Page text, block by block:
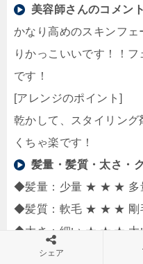
美容師さんのコメント
かなり高めのスキンフ
りかっこいいです！！
です！
[アレンジのポイント]
乾かして、スタイリン
くちゃ楽です！
髪量・髪質・太さ・
◆髪量：少量 ★ ★ ★ 多
◆髪質：軟毛 ★ ★ ★ 剛
◆太さ：細い ★ ★ ★ 太
◆クセ：弱い ★ ★ ★ 強
シェア